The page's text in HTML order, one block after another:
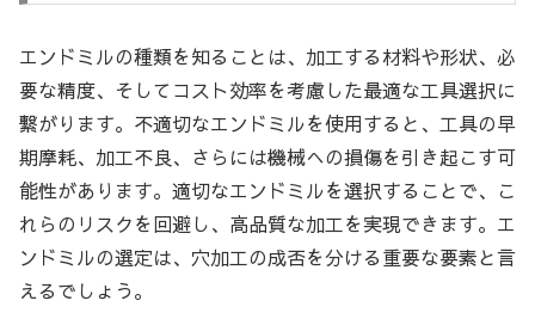
エンドミルの種類を知ることは、加工する材料や形状、必
要な精度、そしてコスト効率を考慮した最適な工具選択に
繋がります。不適切なエンドミルを使用すると、工具の早
期摩耗、加工不良、さらには機械への損傷を引き起こす可
能性があります。適切なエンドミルを選択することで、こ
れらのリスクを回避し、高品質な加工を実現できます。エ
ンドミルの選定は、穴加工の成否を分ける重要な要素と言
えるでしょう。